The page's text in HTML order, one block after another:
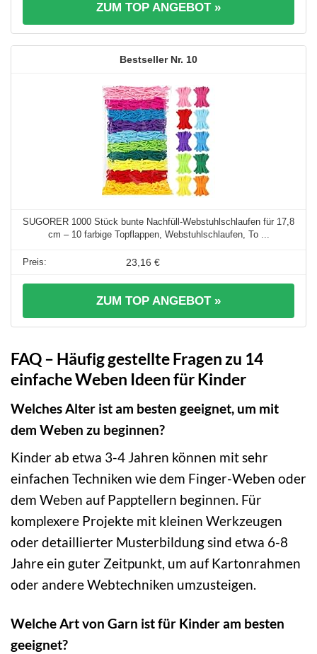
ZUM TOP ANGEBOT »
10
SUGORER 1000 Stück bunte Nachfüll-Webstuhlschlaufen für 17,8
cm – 10 farbige Topflappen, Webstuhlschlaufen, To ...
23,16 €
ZUM TOP ANGEBOT »
FAQ – Häufig gestellte Fragen zu 14
einfache Weben Ideen für Kinder
Welches Alter ist am besten geeignet, um mit
dem Weben zu beginnen?
Kinder ab etwa 3-4 Jahren können mit sehr
einfachen Techniken wie dem Finger-Weben oder
dem Weben auf Papptellern beginnen. Für
komplexere Projekte mit kleinen Werkzeugen
oder detaillierter Musterbildung sind etwa 6-8
Jahre ein guter Zeitpunkt, um auf Kartonrahmen
oder andere Webtechniken umzusteigen.
Welche Art von Garn ist für Kinder am besten
geeignet?